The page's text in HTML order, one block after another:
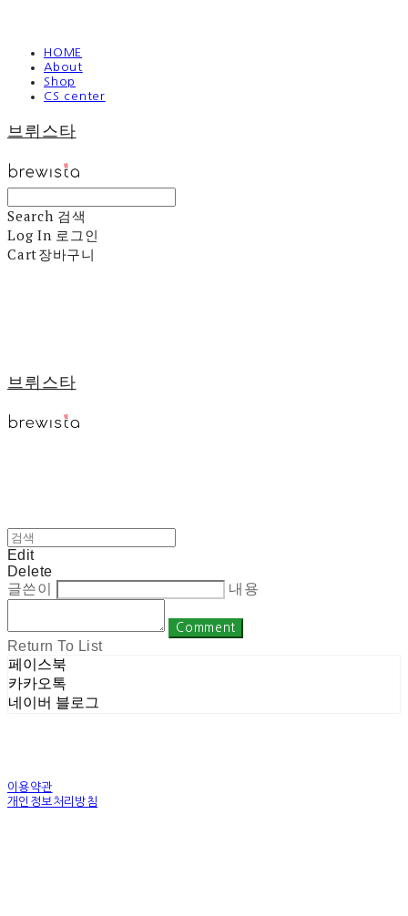
HOME
About
Shop
CS center
브뤼스타
Search 검색
Log In 로그인
Cart장바구니
브뤼스타
Edit
Delete
글쓴이
내용
Comment
Return To List
페이스북
카카오톡
네이버 블로그
이용약관
개인정보처리방침